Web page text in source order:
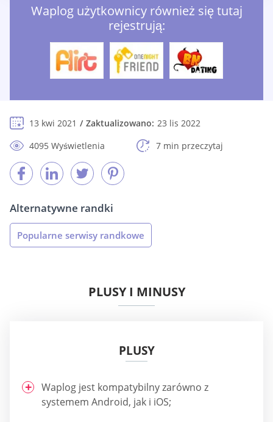
Waplog użytkownicy również się tutaj
rejestrują:
13 kwi 2021 Zaktualizowano: 23 lis 2022
4095 Wyświetlenia
7 min przeczytaj
Alternatywne randki
Popularne serwisy randkowe
PLUSY I MINUSY
PLUSY
Waplog jest kompatybilny zarówno z
systemem Android, jak i iOS;